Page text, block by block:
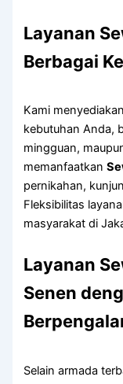
Layanan
Berbagai
Kami
kebutuhan Anda,
mingguan,
memanfaatkan
pernikahan,
Fleksibilitas
masyarakat di
Layanan
Senen
Selain armada